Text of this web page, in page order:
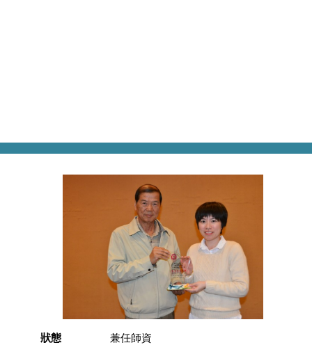
狀態
兼任師資